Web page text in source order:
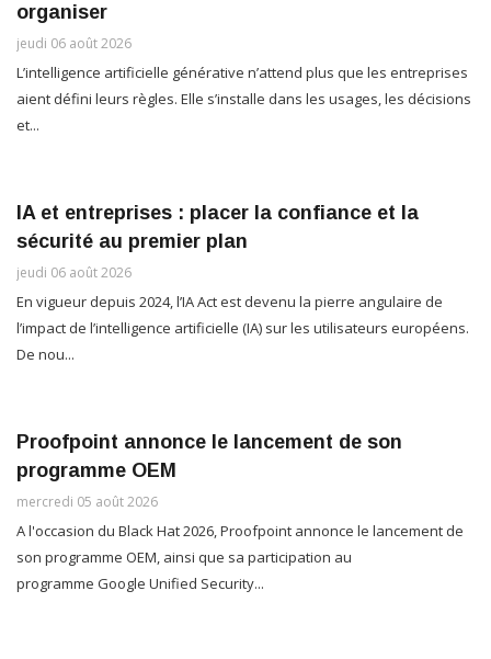
organiser
jeudi 06 août 2026
L’intelligence artificielle générative n’attend plus que les entreprises
aient défini leurs règles. Elle s’installe dans les usages, les décisions
et...
IA et entreprises : placer la confiance et la
sécurité au premier plan
jeudi 06 août 2026
En vigueur depuis 2024, l’IA Act est devenu la pierre angulaire de
l’impact de l’intelligence artificielle (IA) sur les utilisateurs européens.
De nou...
Proofpoint annonce le lancement de son
programme OEM
mercredi 05 août 2026
A l'occasion du Black Hat 2026, Proofpoint annonce le lancement de
son programme OEM, ainsi que sa participation au
programme Google Unified Security...